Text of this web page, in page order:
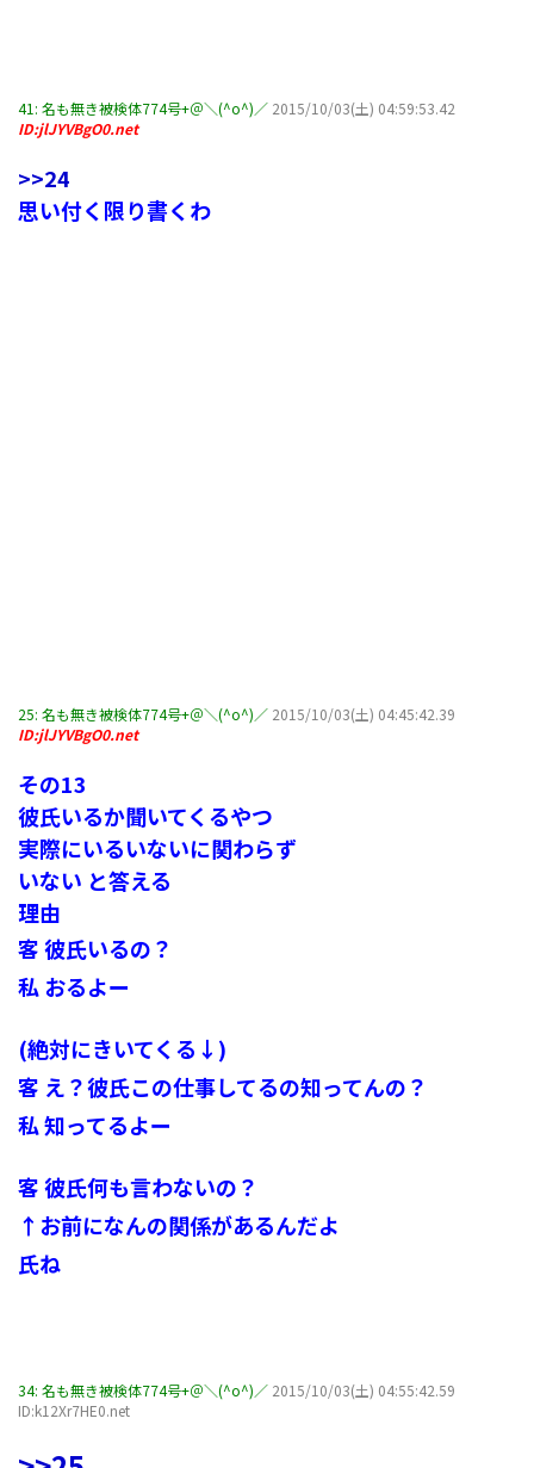
41: 名も無き被検体774号+＠＼(^o^)／ 2015/10/03(土) 04:59:53.42
ID:jlJYVBgO0.net
>>24
思い付く限り書くわ
25: 名も無き被検体774号+＠＼(^o^)／ 2015/10/03(土) 04:45:42.39
ID:jlJYVBgO0.net
その13
彼氏いるか聞いてくるやつ
実際にいるいないに関わらず
いない と答える
理由
客 彼氏いるの？
私 おるよー
(絶対にきいてくる↓)
客 え？彼氏この仕事してるの知ってんの？
私 知ってるよー
客 彼氏何も言わないの？
↑お前になんの関係があるんだよ
氏ね
34: 名も無き被検体774号+＠＼(^o^)／ 2015/10/03(土) 04:55:42.59
ID:k12Xr7HE0.net